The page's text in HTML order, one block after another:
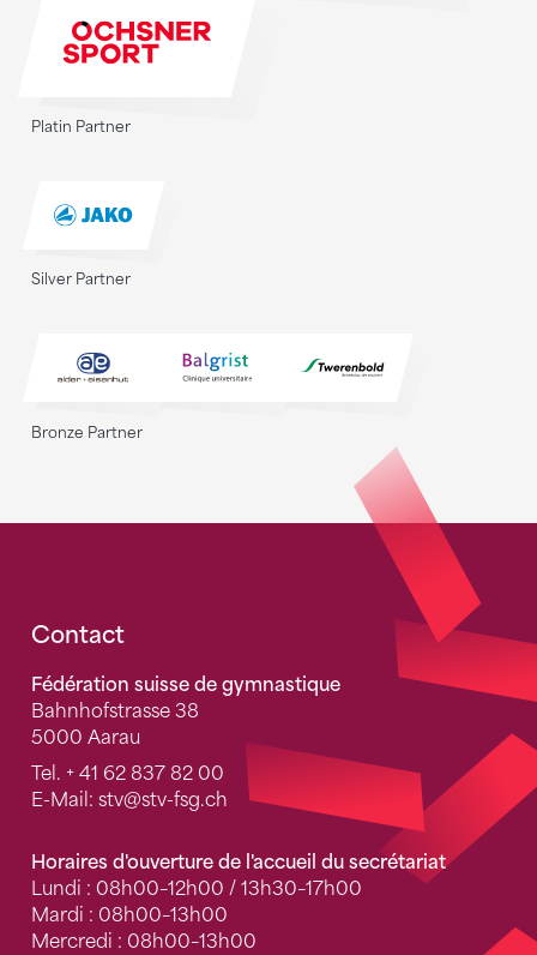
Platin Partner
Silver Partner
Bronze Partner
Fusszeile
Contact
Fédération suisse de gymnastique
Bahnhofstrasse 38
5000 Aarau
Tel. + 41 62 837 82 00
E-Mail: stv@stv-fsg.ch
Horaires d'ouverture de l'accueil du secrétariat
Lundi : 08h00–12h00 / 13h30–17h00
Mardi : 08h00–13h00
Mercredi : 08h00–13h00